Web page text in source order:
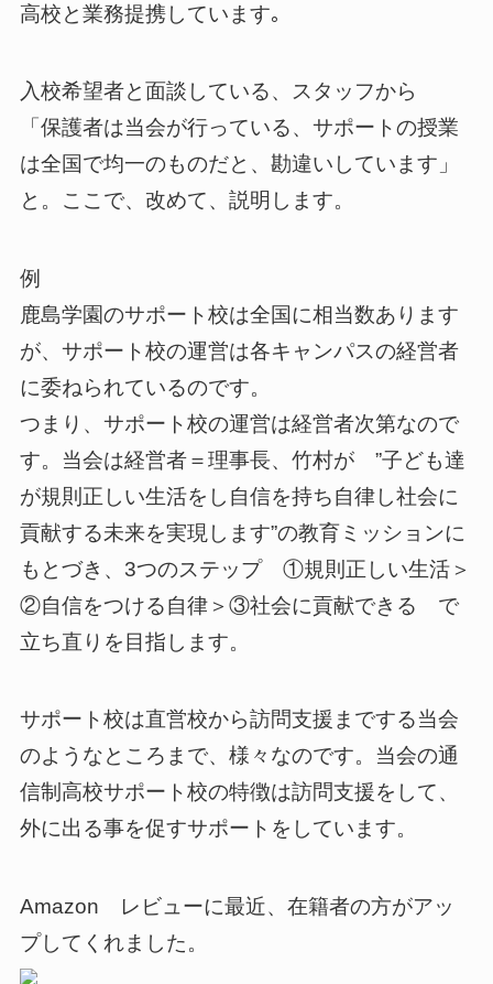
高校と業務提携しています｡
入校希望者と面談している、スタッフから
「保護者は当会が行っている、サポートの授業
は全国で均一のものだと、勘違いしています」
と。ここで、改めて、説明します。
例
鹿島学園のサポート校は全国に相当数あります
が、サポート校の運営は各キャンパスの経営者
に委ねられているのです。
つまり、サポート校の運営は経営者次第なので
す。当会は経営者＝理事長、竹村が ”子ども達
が規則正しい生活をし自信を持ち自律し社会に
貢献する未来を実現します”の教育ミッションに
もとづき、3つのステップ ①規則正しい生活＞
②自信をつける自律＞③社会に貢献できる で
立ち直りを目指します。
サポート校は直営校から訪問支援までする当会
のようなところまで、様々なのです。当会の通
信制高校サポート校の特徴は訪問支援をして、
外に出る事を促すサポートをしています。
Amazon レビューに最近、在籍者の方がアッ
プしてくれました。